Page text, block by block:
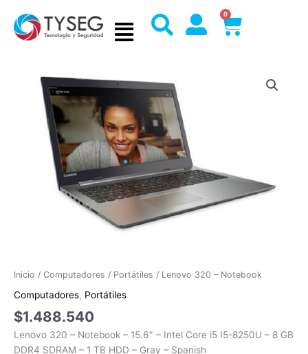
contenido
0
Cart
Inicio / Computadores / Portátiles / Lenovo 320 – Notebook
Computadores, Portátiles
$1.488.540
Lenovo 320 – Notebook – 15.6″ – Intel Core i5 I5-8250U – 8 GB
DDR4 SDRAM – 1 TB HDD – Gray – Spanish